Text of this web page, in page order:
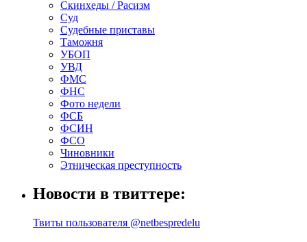
Скинхеды / Расизм
Суд
Судебные приставы
Таможня
УБОП
УВД
ФМС
ФНС
Фото недели
ФСБ
ФСИН
ФСО
Чиновники
Этническая преступность
Новости в твиттере:
Твиты пользователя @netbespredelu